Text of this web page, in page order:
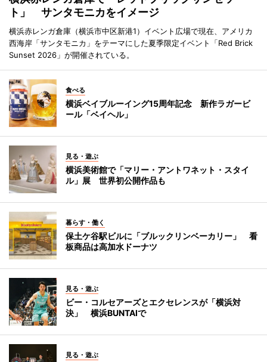
ト」 サンタモニカをイメージ
横浜赤レンガ倉庫（横浜市中区新港1）イベント広場で現在、アメリカ
西海岸「サンタモニカ」をテーマにした夏季限定イベント「Red Brick
Sunset 2026」が開催されている。
食べる
横浜ベイブルーイング15周年記念 新作ラガービ
ール「ベイヘル」
見る・遊ぶ
横浜美術館で「マリー・アントワネット・スタイ
ル」展 世界初公開作品も
暮らす・働く
保土ケ谷駅ビルに「ブルックリンベーカリー」 看
板商品は高加水ドーナツ
見る・遊ぶ
ビー・コルセアーズとエクセレンスが「横浜対
決」 横浜BUNTAIで
見る・遊ぶ